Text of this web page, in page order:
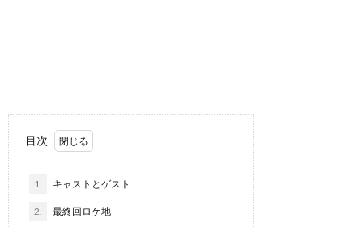
目次
1. キャストとゲスト
2. 最終回ロケ地